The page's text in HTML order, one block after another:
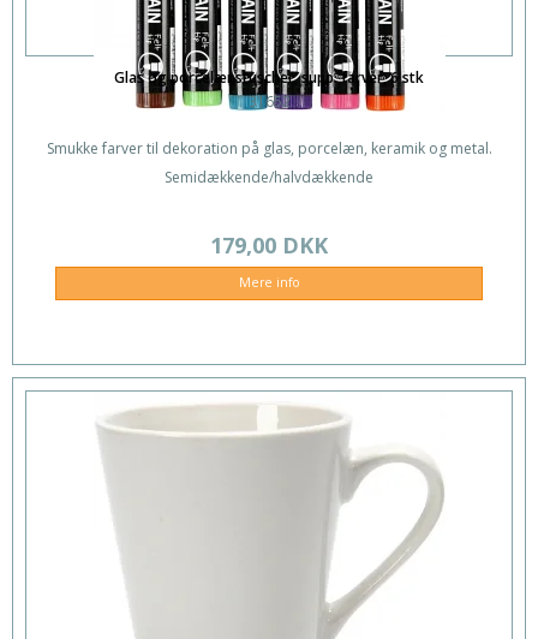
Glas og porcelænstuscher, supp. farver, 6 stk
31652
Smukke farver til dekoration på glas, porcelæn, keramik og metal.
Semidækkende/halvdækkende
179,00 DKK
Mere info